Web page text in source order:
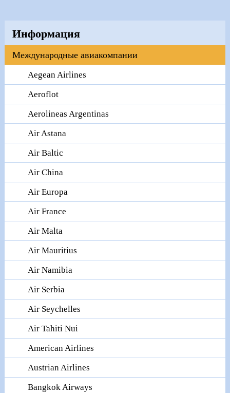
Информация
Международные авиакомпании
Aegean Airlines
Aeroflot
Aerolineas Argentinas
Air Astana
Air Baltic
Air China
Air Europa
Air France
Air Malta
Air Mauritius
Air Namibia
Air Serbia
Air Seychelles
Air Tahiti Nui
American Airlines
Austrian Airlines
Bangkok Airways